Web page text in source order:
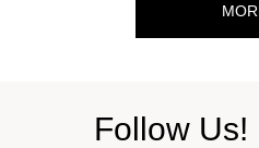
Follow Us!